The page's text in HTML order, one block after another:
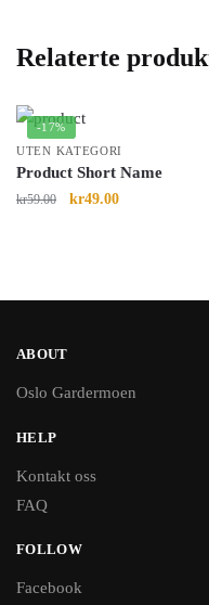
Relaterte
-17%
UTEN KATEGORI
Product Short Name
kr59.00 kr49.00
ABOUT
Oslo Gardermoen
HELP
Kontakt oss
FAQ
FOLLOW
Facebook